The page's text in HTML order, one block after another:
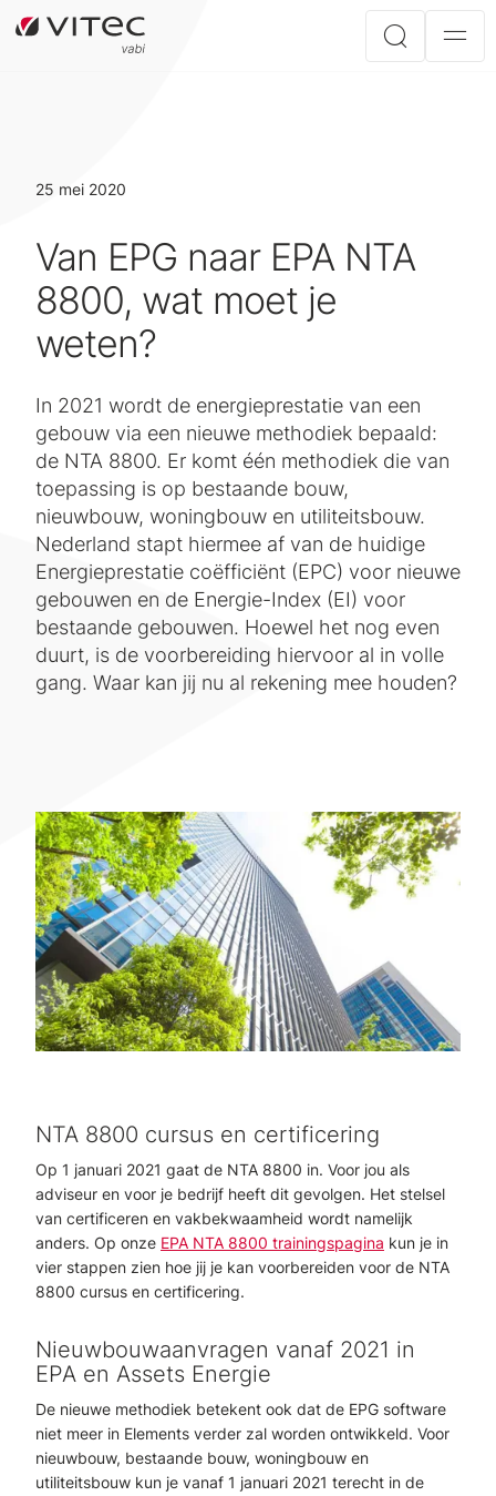
25 mei 2020
Van EPG naar EPA NTA
8800, wat moet je
weten?
In 2021 wordt de energieprestatie van een
gebouw via een nieuwe methodiek bepaald:
de NTA 8800. Er komt één methodiek die van
toepassing is op bestaande bouw,
nieuwbouw, woningbouw en utiliteitsbouw.
Nederland stapt hiermee af van de huidige
Energieprestatie coëfficiënt (EPC) voor nieuwe
gebouwen en de Energie-Index (EI) voor
bestaande gebouwen. Hoewel het nog even
duurt, is de voorbereiding hiervoor al in volle
gang. Waar kan jij nu al rekening mee houden?
NTA 8800 cursus en certificering
Op 1 januari 2021 gaat de NTA 8800 in. Voor jou als
adviseur en voor je bedrijf heeft dit gevolgen. Het stelsel
van certificeren en vakbekwaamheid wordt namelijk
anders. Op onze EPA NTA 8800 trainingspagina kun je in
vier stappen zien hoe jij je kan voorbereiden voor de NTA
8800 cursus en certificering.
Nieuwbouwaanvragen vanaf 2021 in
EPA en Assets Energie
De nieuwe methodiek betekent ook dat de EPG software
niet meer in Elements verder zal worden ontwikkeld. Voor
nieuwbouw, bestaande bouw, woningbouw en
utiliteitsbouw kun je vanaf 1 januari 2021 terecht in de